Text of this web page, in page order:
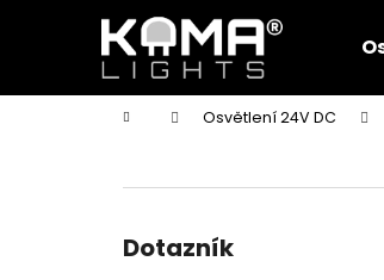
Domů Osvětlení 24V DC
Dotazník
í
Zpět
do
Zpět
do